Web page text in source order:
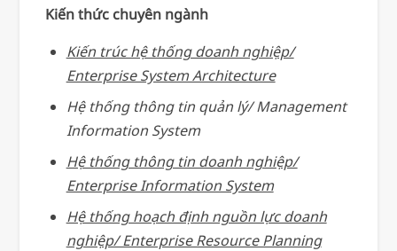
Kiến thức chuyên ngành
Kiến trúc hệ thống doanh nghiệp/
Enterprise System Architecture
Hệ thống thông tin quản lý/ Management
Information System
Hệ thống thông tin doanh nghiệp/
Enterprise Information System
Hệ thống hoạch định nguồn lực doanh
nghiệp/ Enterprise Resource Planning